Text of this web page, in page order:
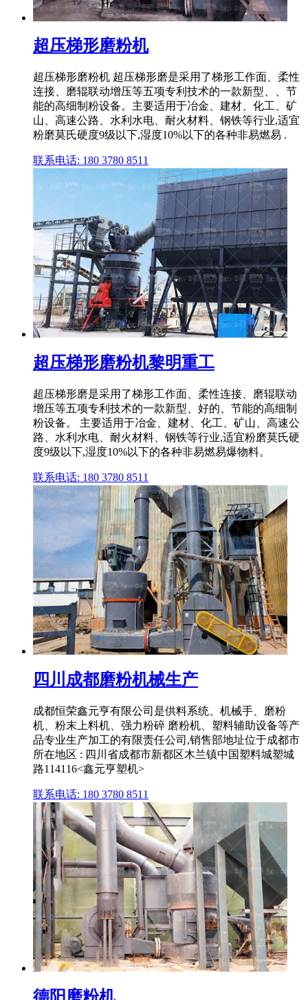
超压梯形磨粉机
超压梯形磨粉机 超压梯形磨是采用了梯形工作面、柔性
连接、磨辊联动增压等五项专利技术的一款新型、、节
能的高细制粉设备。主要适用于冶金、建材、化工、矿
山、高速公路、水利水电、耐火材料、钢铁等行业,适宜
粉磨莫氏硬度9级以下,湿度10%以下的各种非易燃易 .
联系电话: 180 3780 8511
超压梯形磨粉机黎明重工
超压梯形磨是采用了梯形工作面、柔性连接、磨辊联动
增压等五项专利技术的一款新型、好的、节能的高细制
粉设备。 主要适用于冶金、建材、化工、矿山、高速公
路、水利水电、耐火材料、钢铁等行业,适宜粉磨莫氏硬
度9级以下,湿度10%以下的各种非易燃易爆物料。
联系电话: 180 3780 8511
四川成都磨粉机械生产
成都恒荣鑫元亨有限公司是供料系统、机械手、磨粉
机、粉末上料机、强力粉碎 磨粉机、塑料辅助设备等产
品专业生产加工的有限责任公司,销售部地址位于成都市
所在地区 : 四川省成都市新都区木兰镇中国塑料城塑城
路114116<鑫元亨塑机>
联系电话: 180 3780 8511